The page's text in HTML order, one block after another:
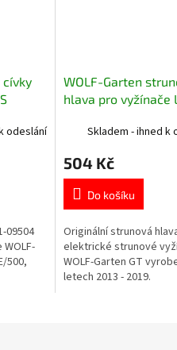
cívky
odeslání
09504
500,
WOLF-Garten
hlava pro vyžínače
845, 850
Skladem - ihned k
504 Kč
Do košíku
Originální strunová
elektrické strunové
WOLF-Garten GT
letech 2013 - 2019.